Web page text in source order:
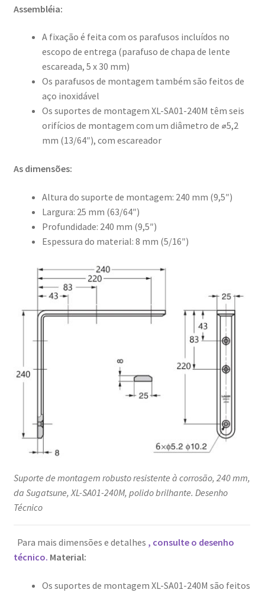
Assembléia:
A fixação é feita com os parafusos incluídos no
escopo de entrega (parafuso de chapa de lente
escareada, 5 x 30 mm)
Os parafusos de montagem também são feitos de
aço inoxidável
Os suportes de montagem XL-SA01-240M têm seis
orifícios de montagem com um diâmetro de ⌀5,2
mm (13/64″), com escareador
As dimensões:
Altura do suporte de montagem: 240 mm (9,5″)
Largura: 25 mm (63/64″)
Profundidade: 240 mm (9,5″)
Espessura do material: 8 mm (5/16″)
Suporte de montagem robusto resistente à corrosão, 240 mm,
da Sugatsune, XL-SA01-240M, polido brilhante. Desenho
Técnico
Para mais dimensões e detalhes , consulte o desenho
técnico. Material:
Os suportes de montagem XL-SA01-240M são feitos